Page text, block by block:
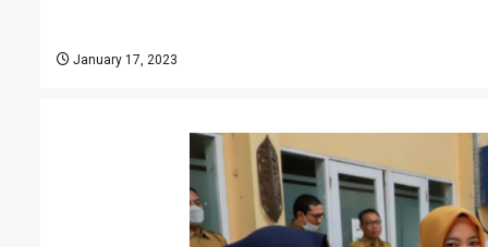
January 17, 2023